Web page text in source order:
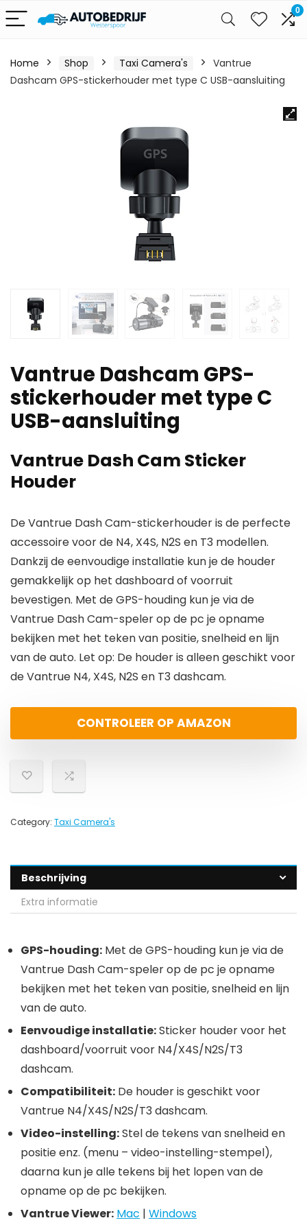
0
Home Shop Taxi Camera's
Vantrue
Dashcam GPS-stickerhouder met type C USB-aansluiting
Vantrue Dashcam GPS-
stickerhouder met type C
USB-aansluiting
Vantrue Dash Cam Sticker
Houder
De Vantrue Dash Cam-stickerhouder is de perfecte
accessoire voor de N4, X4S, N2S en T3 modellen.
Dankzij de eenvoudige installatie kun je de houder
gemakkelijk op het dashboard of voorruit
bevestigen. Met de GPS-houding kun je via de
Vantrue Dash Cam-speler op de pc je opname
bekijken met het teken van positie, snelheid en lijn
van de auto. Let op: De houder is alleen geschikt voor
de Vantrue N4, X4S, N2S en T3 dashcam.
CONTROLEER OP AMAZON
Category: Taxi Camera's
Beschrijving
Extra informatie
GPS-houding: Met de GPS-houding kun je via de
Vantrue Dash Cam-speler op de pc je opname
bekijken met het teken van positie, snelheid en lijn
van de auto.
Eenvoudige installatie:Sticker houder voor het
dashboard/voorruit voor N4/X4S/N2S/T3
dashcam.
Compatibiliteit: De houder is geschikt voor
Vantrue N4/X4S/N2S/T3 dashcam.
Video-instelling:Stel de tekens van snelheid en
positie enz. (menu – video-instelling-stempel),
daarna kun je alle tekens bij het lopen van de
opname op de pc bekijken.
Vantrue Viewer: Mac | Windows